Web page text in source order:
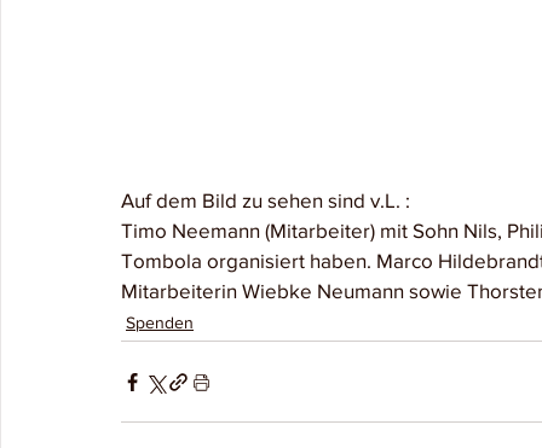
Auf dem Bild zu sehen sind v.L. :
Timo Neemann (Mitarbeiter) mit Sohn Nils,
Tombola organisiert haben. Marco
Mitarbeiterin Wiebke Neumann sowie
Spenden